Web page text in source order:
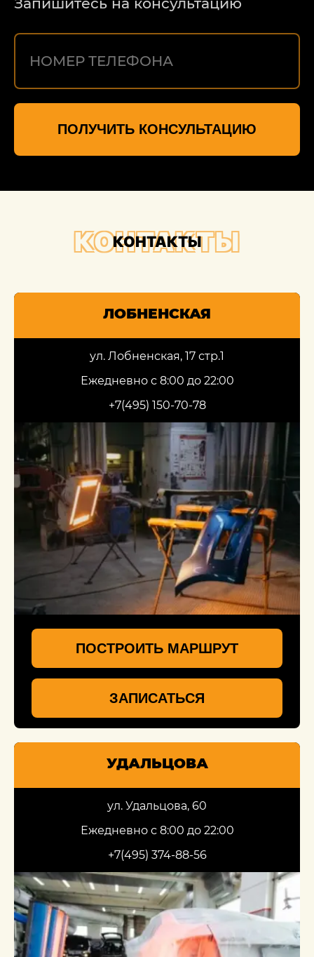
ПОЛУЧИТЬ КОНСУЛЬТАЦИЮ
КОНТАКТЫ
КОНТАКТЫ
ЛОБНЕНСКАЯ
ул. Лобненская, 17 стр.1
Ежедневно с 8:00 до 22:00
+7(495) 150-70-78
ПОСТРОИТЬ МАРШРУТ
ЗАПИСАТЬСЯ
УДАЛЬЦОВА
ул. Удальцова, 60
Ежедневно с 8:00 до 22:00
+7(495) 374-88-56